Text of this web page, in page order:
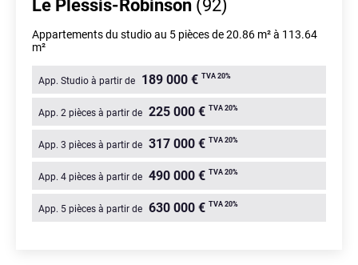
Le Plessis-Robinson (92)
Appartements du studio au 5 pièces de 20.86 m² à 113.64
m²
App. Studio à partir de 189 000 € TVA 20%
App. 2 pièces à partir de 225 000 € TVA 20%
App. 3 pièces à partir de 317 000 € TVA 20%
App. 4 pièces à partir de 490 000 € TVA 20%
App. 5 pièces à partir de 630 000 € TVA 20%